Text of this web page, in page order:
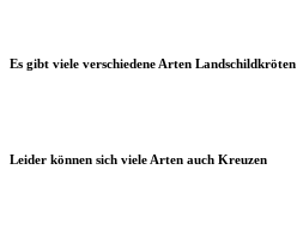
Es gibt viele verschiedene Arten Landschildkröten
Leider können sich viele Arten auch Kreuzen